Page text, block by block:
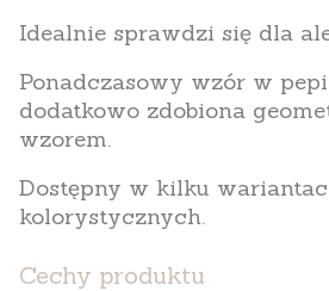
Idealnie sprawdzi się dla
Ponadczasowy wzór w
dodatkowo zdobiona
wzorem.
Dostępny w kilku
kolorystycznych.
Cechy produktu